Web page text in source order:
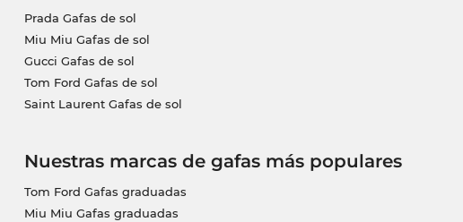
Prada Gafas de sol
Miu Miu Gafas de sol
Gucci Gafas de sol
Tom Ford Gafas de sol
Saint Laurent Gafas de sol
Nuestras marcas de gafas más populares
Tom Ford Gafas graduadas
Miu Miu Gafas graduadas